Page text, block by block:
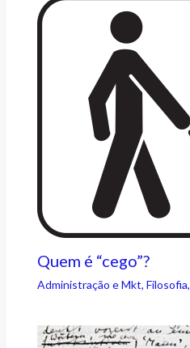
Quem é “cego”?
Administração e Mkt, Filosofia,